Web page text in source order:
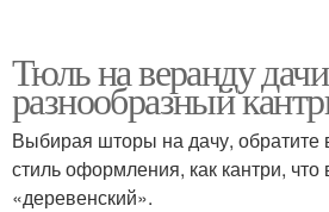
Тюль на веранду
разнообразный
Выбирая шторы на дачу, обратите
стиль оформления, как кантри, что
«деревенский».